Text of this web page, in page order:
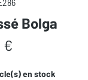
Bolga
€
en stock